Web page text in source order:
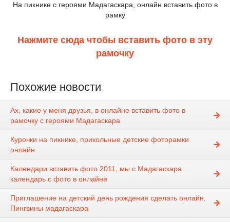
На пикнике с героями Мадагаскара, онлайн вставить фото в
рамку
Нажмите сюда чтобы вставить фото в эту
рамочку
Похожие новости
Ах, какие у меня друзья, в онлайне вставить фото в
рамочку с героями Мадагаскара
Курочки на пикнике, прикольные детские фоторамки
онлайн
Календари вставить фото 2011, мы с Мадагаскара
календарь с фото в онлайне
Приглашение на детский день рождения сделать онлайн,
Пингвины мадагаскара